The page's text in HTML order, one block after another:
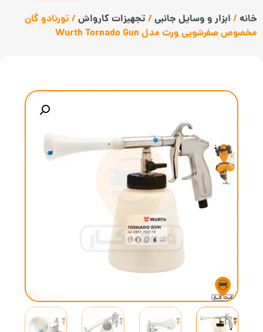
خانه / ابزار و وسایل جانبی /تجهیزات کارواش / تورنادو گان
مخصوص صفرشویی ورث مدل Wurth Tornado Gun